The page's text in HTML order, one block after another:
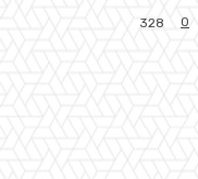
0
328